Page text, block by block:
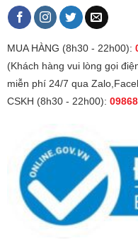
MUA HÀNG (8h30 - 22h00):
(Khách hàng vui lòng gọi
miễn phí 24/7 qua
CSKH (8h30 - 22h00):